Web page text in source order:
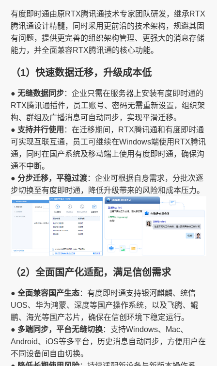
有度即时通由原RTX腾讯通技术专家团队研发，继承RTX
腾讯通设计精髓，同时采用更前沿的技术架构，规避其固
有问题，提供更完善的组织架构管理、更强大的消息存储
能力，并全面兼容RTX腾讯通的核心功能。
（1）快速数据迁移，升级成本低
● 无缝数据同步：企业只需在服务器上安装有度即时通的
RTX腾讯通插件，员工账号、密码无需重新设置，组织架
构、群组及广播消息可自动同步，实现平滑迁移。
● 支持并行使用 ：在迁移期间，RTX腾讯通和有度即时通
可实现互联互通，员工可继续在Windows端使用RTX腾讯
通，同时在国产系统及移动端上使用有度即时通，确保沟
通不中断。
● 分步迁移，平稳过渡：企业可根据自身需求，分批次逐
步切换至有度即时通，降低升级带来的风险和成本压力。
（2）全面国产化适配，满足信创需求
● 全面兼容国产生态：有度即时通支持银河麒麟、统信
UOS、华为鸿蒙、深度等国产操作系统，以及飞腾、鲲
鹏、海光等国产芯片，确保在信创环境下稳定运行。
● 多端同步，平台无缝切换：支持Windows、Mac、
Android、iOS等多平台，历史消息自动同步，方便用户在
不同设备间自由切换。